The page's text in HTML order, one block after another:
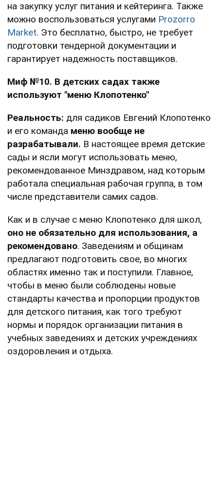
на закупку услуг питания и кейтеринга. Также
можно воспользоваться услугами Prozorro
Market. Это бесплатно, быстро, не требует
подготовки тендерной документации и
гарантирует надежность поставщиков.
Миф №10. В детских садах также
используют "меню Клопотенко"
Реальность: для садиков Евгений Клопотенко
и его команда меню вообще не
разрабатывали. В настоящее время детские
сады и ясли могут использовать меню,
рекомендованное Минздравом, над которым
работала специальная рабочая группа, в том
числе представители самих садов.
Как и в случае с меню Клопотенко для школ,
оно не обязательно для использования, а
рекомендовано. Заведениям и общинам
предлагают подготовить свое, во многих
областях именно так и поступили. Главное,
чтобы в меню были соблюдены новые
стандарты качества и пропорции продуктов
для детского питания, как того требуют
нормы и порядок организации питания в
учебных заведениях и детских учреждениях
оздоровления и отдыха.